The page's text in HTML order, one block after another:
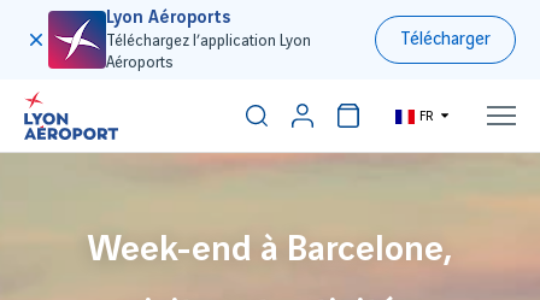
Lyon Aéroports
Téléchargez l’application Lyon
Aéroports
Télécharger
FR
Week-end à Barcelone,